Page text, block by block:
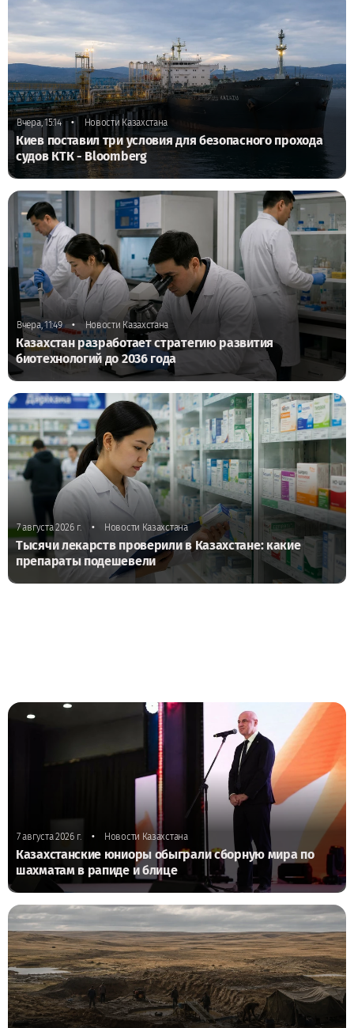
Вчера, 15:14 • Новости Казахстана
Киев поставил три условия для безопасного прохода
судов КТК - Bloomberg
Вчера, 11:49 • Новости Казахстана
Казахстан разработает стратегию развития
биотехнологий до 2036 года
7 августа 2026 г. • Новости Казахстана
Тысячи лекарств проверили в Казахстане: какие
препараты подешевели
7 августа 2026 г. • Новости Казахстана
Казахстанские юниоры обыграли сборную мира по
шахматам в рапиде и блице